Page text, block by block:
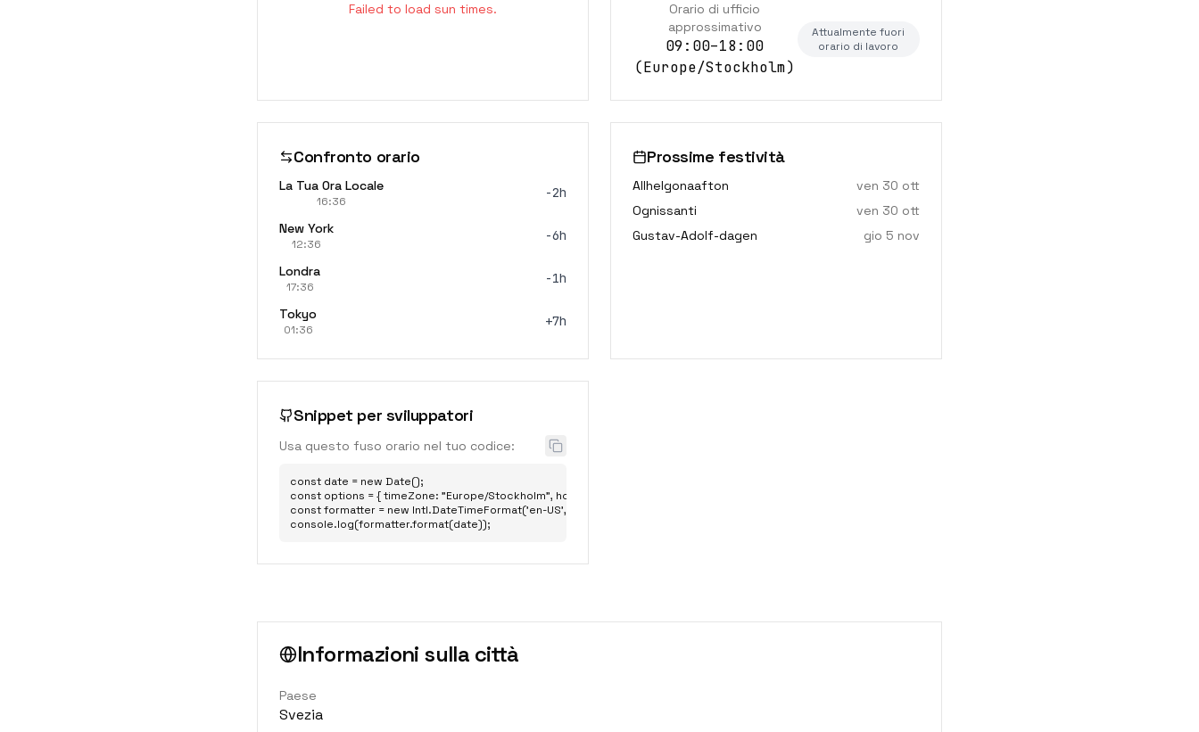
Failed to load sun times.
Orario di ufficio
approssimativo
09:00–18:00
(Europe/Stockholm)
Attualmente fuori
orario di lavoro
Confronto orario
La Tua Ora Locale
16:36
-2h
New York
12:36
-6h
Londra
17:36
-1h
Tokyo
01:36
+7h
Prossime festività
Allhelgonaafton
ven 30 ott
Ognissanti
ven 30 ott
Gustav-Adolf-dagen
gio 5 nov
Snippet per sviluppatori
Usa questo fuso orario nel tuo codice:
const date = new Date();
const options = { timeZone: "Europe/Stockholm", hour: "2-digit", minute: "2-digit" };
const formatter = new Intl.DateTimeFormat('en-US', options);
console.log(formatter.format(date));
Informazioni sulla città
Paese
Svezia